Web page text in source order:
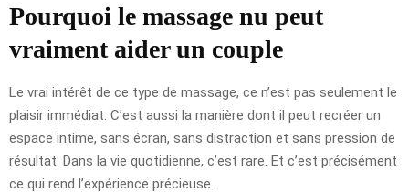
Pourquoi le massage nu peut
vraiment aider un couple
Le vrai intérêt de ce type de massage, ce n’est pas seulement le
plaisir immédiat. C’est aussi la manière dont il peut recréer un
espace intime, sans écran, sans distraction et sans pression de
résultat. Dans la vie quotidienne, c’est rare. Et c’est précisément
ce qui rend l’expérience précieuse.